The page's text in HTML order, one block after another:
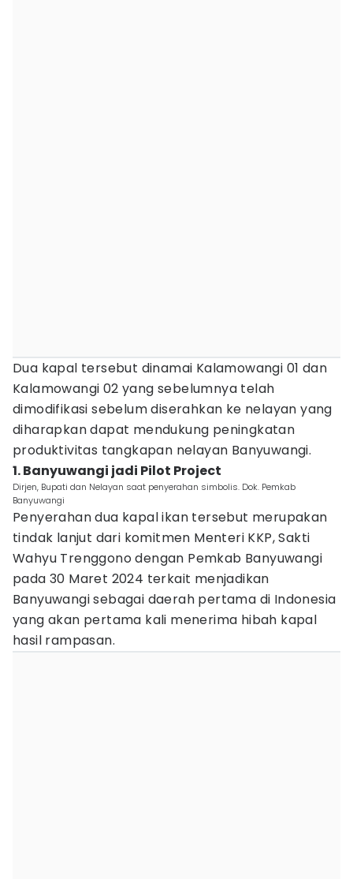
Dua kapal tersebut dinamai Kalamowangi 01 dan
Kalamowangi 02 yang sebelumnya telah
dimodifikasi sebelum diserahkan ke nelayan yang
diharapkan dapat mendukung peningkatan
produktivitas tangkapan nelayan Banyuwangi.
1. Banyuwangi jadi Pilot Project
Dirjen, Bupati dan Nelayan saat penyerahan simbolis. Dok. Pemkab
Banyuwangi
Penyerahan dua kapal ikan tersebut merupakan
tindak lanjut dari komitmen Menteri KKP, Sakti
Wahyu Trenggono dengan Pemkab Banyuwangi
pada 30 Maret 2024 terkait menjadikan
Banyuwangi sebagai daerah pertama di Indonesia
yang akan pertama kali menerima hibah kapal
hasil rampasan.